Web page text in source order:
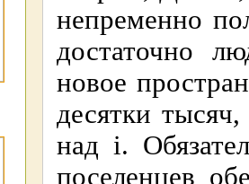
непременно
достаточно
новое
десятки
над i.
поселенцев